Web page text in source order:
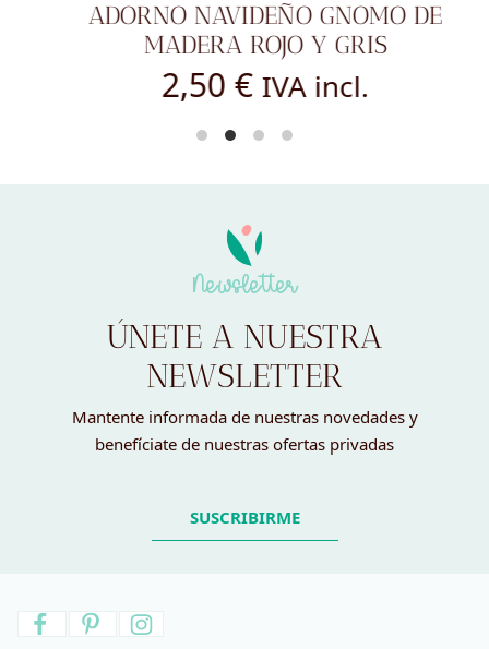
ADORNO NAVIDEÑO GNOMO DE
MADERA ROJO Y GRIS
2,50€ IVA incl.
Newsletter
ÚNETE A NUESTRA
NEWSLETTER
Mantente informada de nuestras novedades y
benefíciate de nuestras ofertas privadas
SUSCRIBIRME